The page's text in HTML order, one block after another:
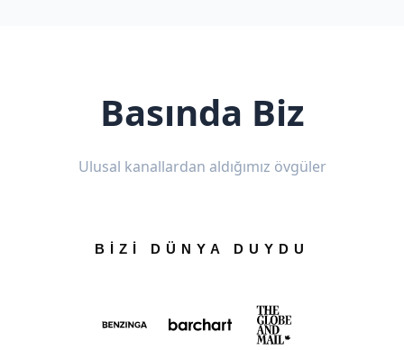
Basında Biz
Ulusal kanallardan aldığımız övgüler
BİZİ DÜNYA DUYDU